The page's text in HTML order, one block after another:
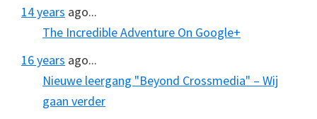
14 years ago...
The Incredible Adventure On Google+
16 years ago...
Nieuwe leergang "Beyond Crossmedia" – Wij
gaan verder